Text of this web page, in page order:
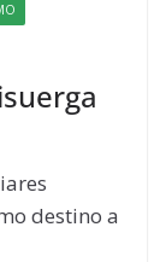
destino a